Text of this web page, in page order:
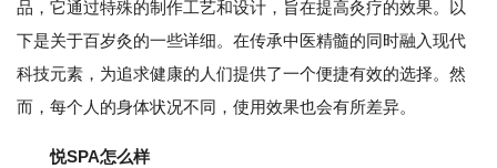
品，它通过特殊的制作工艺和设计，旨在提高灸疗的效果。以
下是关于百岁灸的一些详细。在传承中医精髓的同时融入现代
科技元素，为追求健康的人们提供了一个便捷有效的选择。然
而，每个人的身体状况不同，使用效果也会有所差异。
悦SPA怎么样